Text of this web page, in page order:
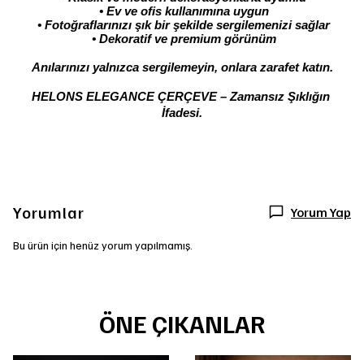
• Ev ve ofis kullanımına uygun
• Fotoğraflarınızı şık bir şekilde sergilemenizi sağlar
• Dekoratif ve premium görünüm
Anılarınızı yalnızca sergilemeyin, onlara zarafet katın.
HELONS ELEGANCE ÇERÇEVE – Zamansız Şıklığın
İfadesi.
Yorumlar Yorum Yap
Bu ürün için henüz yorum yapılmamış.
ÖNE ÇIKANLAR